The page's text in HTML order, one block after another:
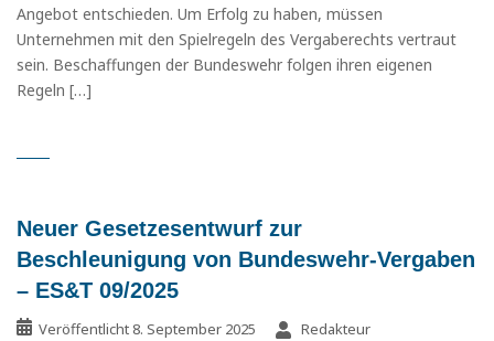
Angebot entschieden. Um Erfolg zu haben, müssen
Unternehmen mit den Spielregeln des Vergaberechts vertraut
sein. Beschaffungen der Bundeswehr folgen ihren eigenen
Regeln […]
Neuer Gesetzesentwurf zur
Beschleunigung von Bundeswehr-Vergaben
– ES&T 09/2025
Veröffentlicht 8. September 2025
Redakteur